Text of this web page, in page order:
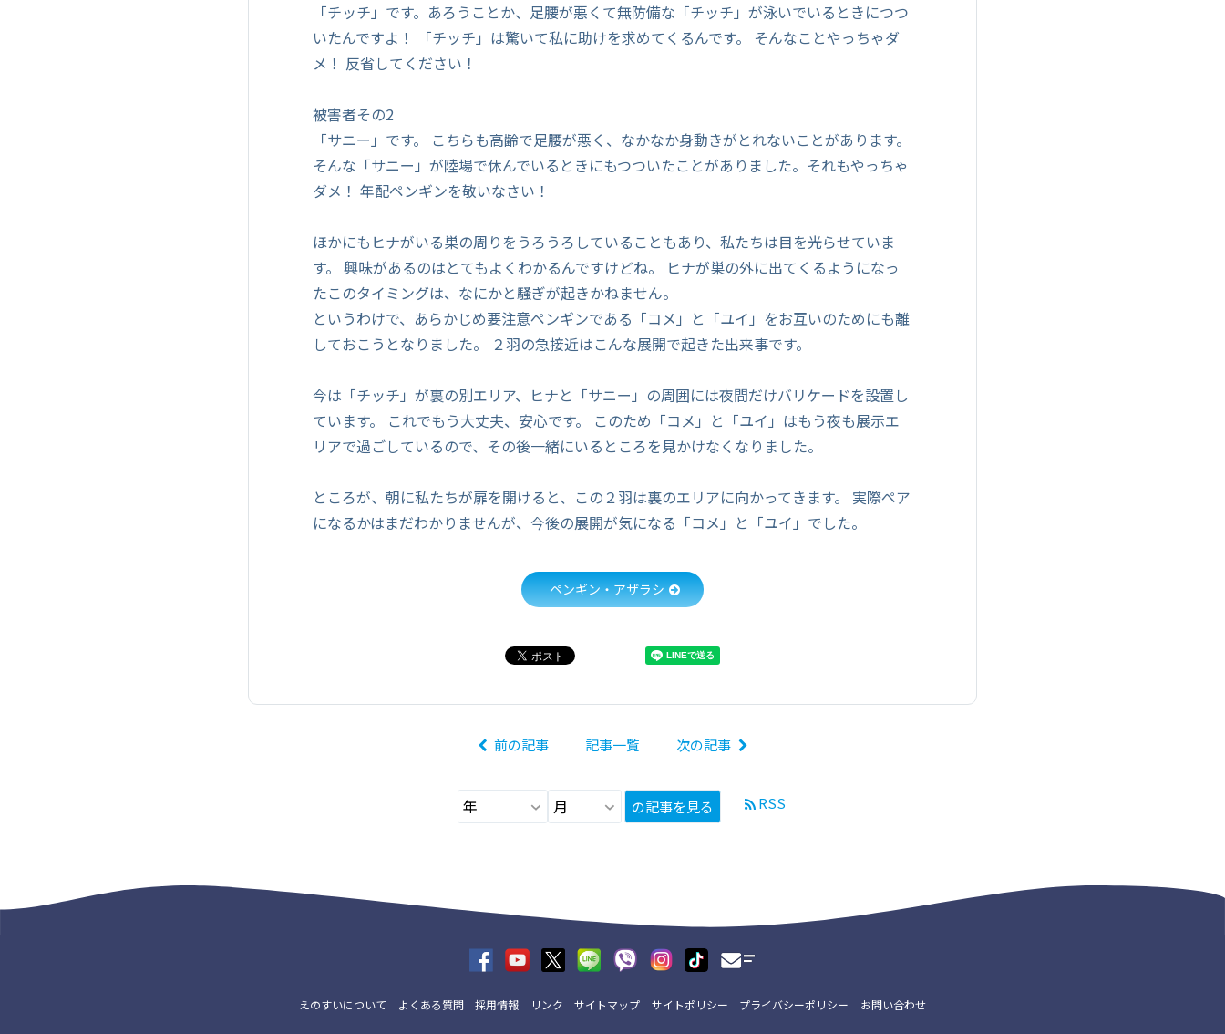
「チッチ」です。あろうことか、足腰が悪くて無防備な「チッチ」が泳いでいるときにつつ
いたんですよ！ 「チッチ」は驚いて私に助けを求めてくるんです。 そんなことやっちゃダ
メ！ 反省してください！
被害者その2
「サニー」です。 こちらも高齢で足腰が悪く、なかなか身動きがとれないことがあります。
そんな「サニー」が陸場で休んでいるときにもつついたことがありました。それもやっちゃ
ダメ！ 年配ペンギンを敬いなさい！
ほかにもヒナがいる巣の周りをうろうろしていることもあり、私たちは目を光らせていま
す。 興味があるのはとてもよくわかるんですけどね。 ヒナが巣の外に出てくるようになっ
たこのタイミングは、なにかと騒ぎが起きかねません。
というわけで、あらかじめ要注意ペンギンである「コメ」と「ユイ」をお互いのためにも離
しておこうとなりました。 ２羽の急接近はこんな展開で起きた出来事です。
今は「チッチ」が裏の別エリア、ヒナと「サニー」の周囲には夜間だけバリケードを設置し
ています。 これでもう大丈夫、安心です。 このため「コメ」と「ユイ」はもう夜も展示エ
リアで過ごしているので、その後一緒にいるところを見かけなくなりました。
ところが、朝に私たちが扉を開けると、この２羽は裏のエリアに向かってきます。 実際ペア
になるかはまだわかりませんが、今後の展開が気になる「コメ」と「ユイ」でした。
ペンギン・アザラシ
前の記事 記事一覧 次の記事
の記事を見る RSS
えのすいについて よくある質問 採用情報 リンク サイトマップ サイトポリシー プライバシーポリシー お問い合わせ